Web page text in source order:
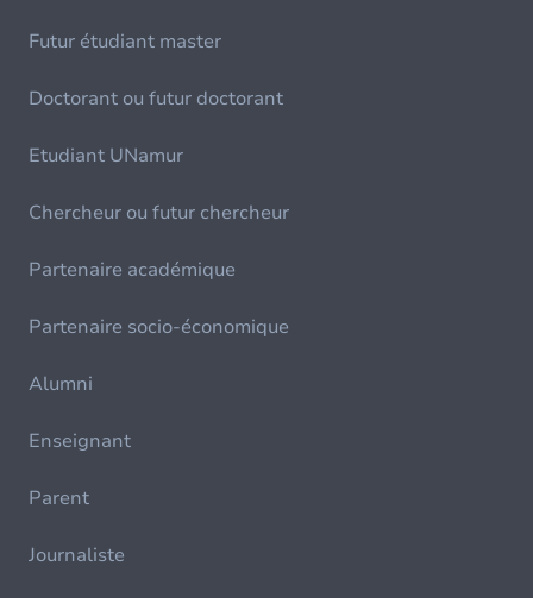
Futur étudiant master
Doctorant ou futur doctorant
Etudiant UNamur
Chercheur ou futur chercheur
Partenaire académique
Partenaire socio-économique
Alumni
Enseignant
Parent
Journaliste